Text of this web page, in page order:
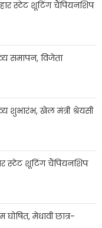
स्टेट शूटिंग चैंपियनशिप
समापन, विजेता
शुभारंभ, खेल मंत्री श्रेयसी
स्टेट शूटिंग चैंपियनशिप
घोषित, मेधावी छात्र-